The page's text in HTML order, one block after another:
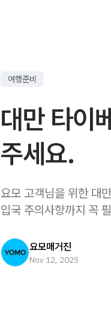
여행준비
대만 타이
주세요.
요모 고객님을 위한 대
입국 주의사항까지 꼭
요모매거진
Nov 12, 2025